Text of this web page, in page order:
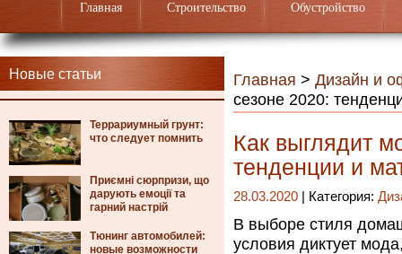
Главная Строительство Обустройство
Новые статьи
Террариумный грунт:
что следует помнить
Приємні сюрпризи, що
дарують емоції та
гарний настрій
Тюнинг автомобилей:
новые возможности
Главная > Дизайн и
сезоне 2020:
Как выглядит
тенденции и
28.03.2020 | Категория:
В выборе стиля
условия диктует